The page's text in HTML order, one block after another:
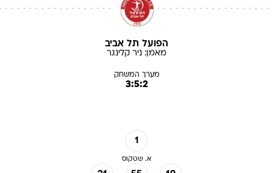
הפועל תל אביב
מאמן: ניר קלינגר
מערך המשחק
3:5:2
1
א. שטקוס